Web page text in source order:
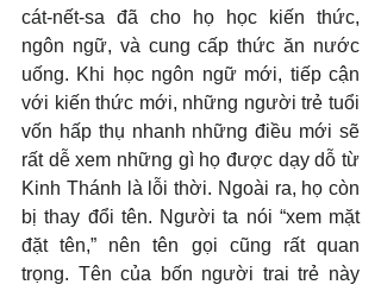
cát-nết-sa đã cho họ học kiến thức,
ngôn ngữ, và cung cấp thức ăn nước
uống. Khi học ngôn ngữ mới, tiếp cận
với kiến thức mới, những người trẻ tuổi
vốn hấp thụ nhanh những điều mới sẽ
rất dễ xem những gì họ được dạy dỗ từ
Kinh Thánh là lỗi thời. Ngoài ra, họ còn
bị thay đổi tên. Người ta nói “xem mặt
đặt tên,” nên tên gọi cũng rất quan
trọng. Tên của bốn người trai trẻ này